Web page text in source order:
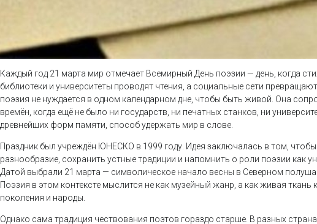
Каждый год 21 марта мир отмечает Всемирный День поэзии — день, когда
библиотеки и университеты проводят чтения, а социальные сети
поэзия не нуждается в одном календарном дне, чтобы быть живой. Она
времён, когда ещё не было ни государств, ни печатных станков, ни
древнейших форм памяти, способ удержать мир в слове.
Праздник был учреждён ЮНЕСКО в 1999 году. Идея заключалась в том,
разнообразие, сохранить устные традиции и напомнить о роли поэзии как
Датой выбрали 21 марта — символическое начало весны в Северном
Поэзия в этом контексте мыслится не как музейный жанр, а как живая ткань
поколения и народы.
Однако сама традиция чествования поэтов гораздо старше. В разных